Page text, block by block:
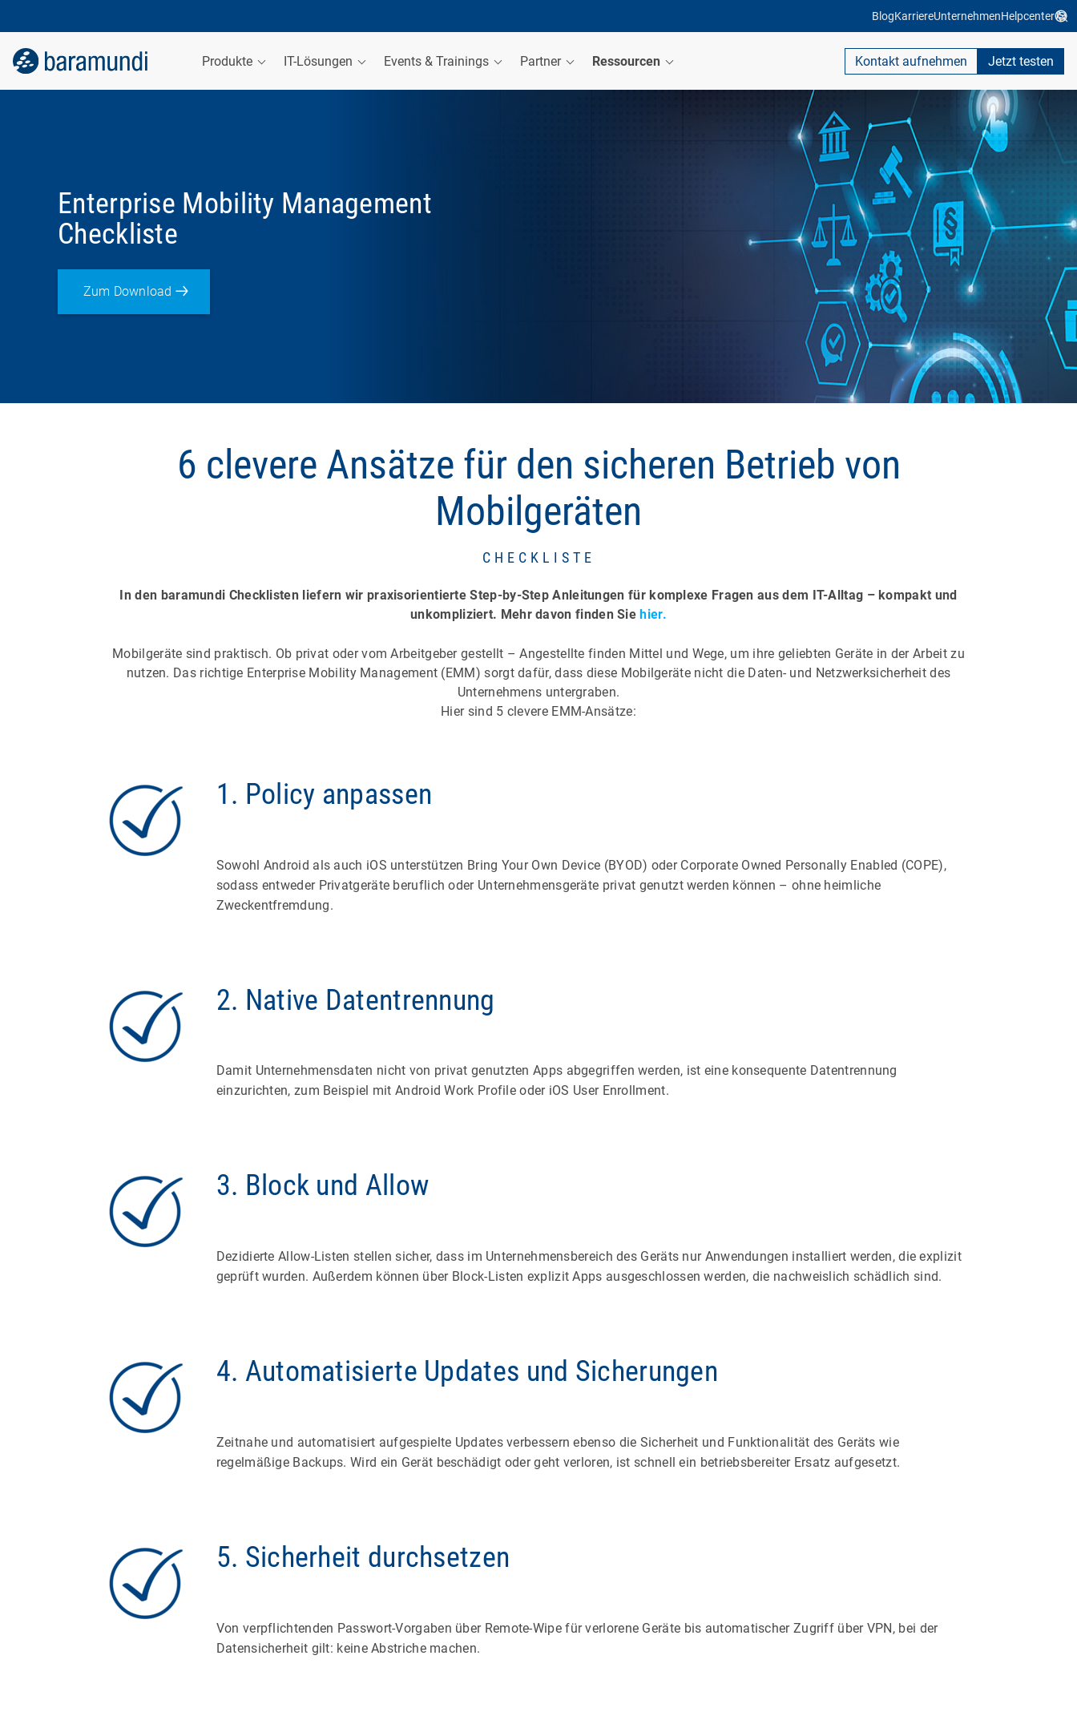
BlogKarriereUnternehmenHelpcenter
Produkte IT-Lösungen Events & Trainings Partner Ressourcen Kontakt aufnehmen Jetzt testen
Enterprise Mobility Management
Checkliste
Zum Download
6 clevere Ansätze für den sicheren Betrieb von
Mobilgeräten
CHECKLISTE
In den baramundi Checklisten liefern wir praxisorientierte Step-by-Step Anleitungen für komplexe Fragen aus dem IT-Alltag – kompakt und
unkompliziert. Mehr davon finden Siehier.
Mobilgeräte sind praktisch. Ob privat oder vom Arbeitgeber gestellt – Angestellte finden Mittel und Wege, um ihre geliebten Geräte in der Arbeit zu
nutzen. Das richtige Enterprise Mobility Management (EMM) sorgt dafür, dass diese Mobilgeräte nicht die Daten- und Netzwerksicherheit des
Unternehmens untergraben.
Hier sind 5 clevere EMM-Ansätze:
1. Policy anpassen
Sowohl Android als auch iOS unterstützen Bring Your Own Device (BYOD) oder Corporate Owned Personally Enabled (COPE),
sodass entweder Privatgeräte beruflich oder Unternehmensgeräte privat genutzt werden können – ohne heimliche
Zweckentfremdung.
2. Native Datentrennung
Damit Unternehmensdaten nicht von privat genutzten Apps abgegriffen werden, ist eine konsequente Datentrennung
einzurichten, zum Beispiel mit Android Work Profile oder iOS User Enrollment.
3. Block und Allow
Dezidierte Allow-Listen stellen sicher, dass im Unternehmensbereich des Geräts nur Anwendungen installiert werden, die explizit
geprüft wurden. Außerdem können über Block-Listen explizit Apps ausgeschlossen werden, die nachweislich schädlich sind.
4. Automatisierte Updates und Sicherungen
Zeitnahe und automatisiert aufgespielte Updates verbessern ebenso die Sicherheit und Funktionalität des Geräts wie
regelmäßige Backups. Wird ein Gerät beschädigt oder geht verloren, ist schnell ein betriebsbereiter Ersatz aufgesetzt.
5. Sicherheit durchsetzen
Von verpflichtenden Passwort-Vorgaben über Remote-Wipe für verlorene Geräte bis automatischer Zugriff über VPN, bei der
Datensicherheit gilt: keine Abstriche machen.